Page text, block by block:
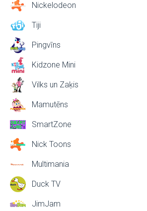
Nickelodeon
Tiji
Pingvīns
Kidzone Mini
Vilks un Zaķis
Mamutēns
SmartZone
Nick Toons
Multimania
Duck TV
JimJam